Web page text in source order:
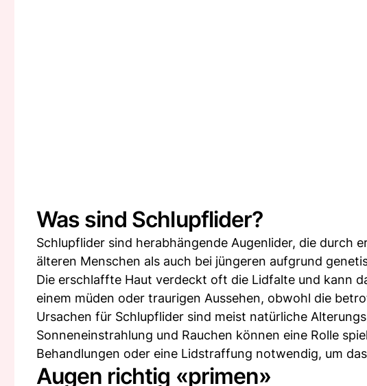
Was sind Schlupflider?
Schlupflider sind herabhängende Augenlider, die durch
älteren Menschen als auch bei jüngeren aufgrund
Die erschlaffte Haut verdeckt oft die Lidfalte und kann
einem müden oder traurigen Aussehen, obwohl die
Ursachen für Schlupflider sind meist natürliche
Sonneneinstrahlung und Rauchen können eine Rolle
Behandlungen oder eine Lidstraffung notwendig, um
Augen richtig «primen»